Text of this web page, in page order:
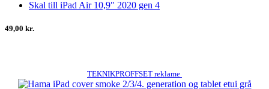
Skal till iPad Air 10,9" 2020 gen 4
49,00 kr.
TEKNIKPROFFSET reklame